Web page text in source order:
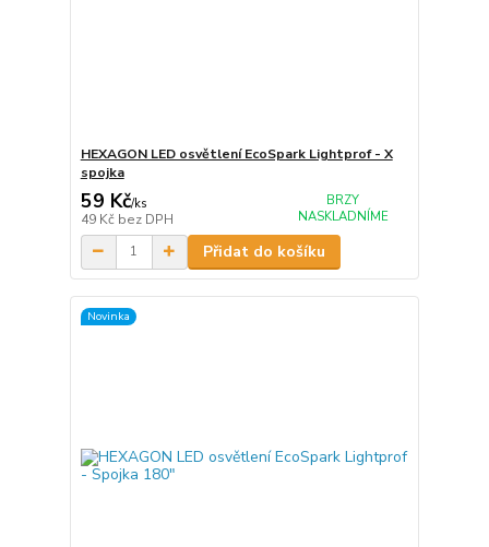
HEXAGON LED osvětlení EcoSpark Lightprof - X
spojka
59 Kč/ks
49 Kč bez DPH
BRZY
NASKLADNÍME
Přidat do košíku
Novinka